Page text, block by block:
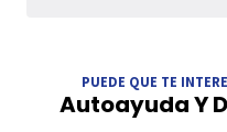
PUEDE QUE TE
Autoayuda Y